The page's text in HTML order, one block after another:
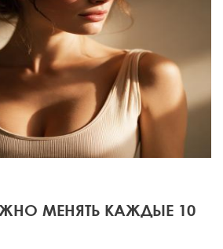
МЕНЯТЬ КАЖДЫЕ 10